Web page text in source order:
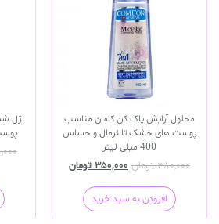
محلول آرایش پاک کن کامان مناسب
پوست های خشک تا نرمال و حساس
400 میلی لیتر
۳۸۰,۰۰۰ تومان ۳۵۰,۰۰۰ تومان
افزودن به سبد خرید
ژل
پوست